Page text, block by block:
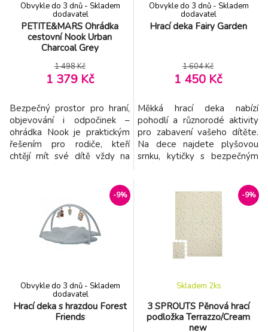
PETITE&MARS Ohrádka
cestovní Nook Urban
Charcoal Grey
Obvykle do 3 dnů - Skladem
dodavatel
1 498 Kč
1 379 Kč
Bezpečný prostor pro hraní,
objevování i odpočinek –
ohrádka Nook je praktickým
řešením pro rodiče, kteří
chtějí mít své dítě vždy na
kombinaci se síťovanými
stěnami vytváří vzdušné a
přehledné prostředí, ideální
pro každodenní používání
doma. Ohrádka nabízí
Hrací deka Fairy Garden
Obvykle do 3 dnů - Skladem
dodavatel
1 604 Kč
1 450 Kč
Měkká hrací deka nabízí
pohodlí a různorodé aktivity
pro zabavení vašeho dítěte.
Na dece najdete plyšovou
srnku, kytičky s bezpečným
i chrasticí kroužky a kousátko.
Hrací deka je součástí
designové kolekce hraček
Little Dutch Fairy Garden
inspirované životem na
zahradě. Rozměry: 80 x
-9%
Hrací deka s hrazdou Forest
Friends
Obvykle do 3 dnů - Skladem
dodavatel
-9%
3 SPROUTS Pěnová hrací
podložka Terrazzo/Cream
new
Skladem 2ks